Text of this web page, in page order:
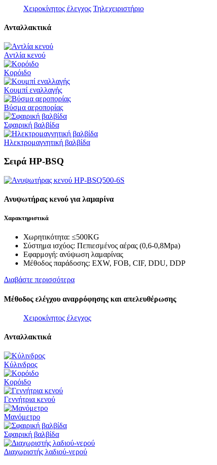
Χειροκίνητος έλεγχος Τηλεχειριστήριο
Ανταλλακτικά
Αντλία κενού
Κορόιδο
Κουμπί εναλλαγής
Βύσμα αεροπορίας
Σφαιρική βαλβίδα
Ηλεκτρομαγνητική βαλβίδα
Σειρά HP-BSQ
Ανυψωτήρας κενού για λαμαρίνα
Χαρακτηριστικά
Χωρητικότητα: ≤500KG
Σύστημα ισχύος: Πεπιεσμένος αέρας (0,6-0,8Mpa)
Εφαρμογή: ανύψωση λαμαρίνας
Μέθοδος παράδοσης: EXW, FOB, CIF, DDU, DDP
Διαβάστε περισσότερα
Μέθοδος ελέγχου αναρρόφησης και απελευθέρωσης
Χειροκίνητος έλεγχος
Ανταλλακτικά
Κύλινδρος
Κορόιδο
Γεννήτρια κενού
Μανόμετρο
Σφαιρική βαλβίδα
Διαχωριστής λαδιού-νερού